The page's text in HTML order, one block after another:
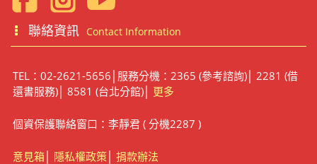
聯絡資訊 Contact Information
TEL：02-2621-5656│服務分機：2365 (參考諮詢)│ 2281 (借
還書服務)│ 8581 (台北分館)│ 更多
個資保護聯絡窗口：李靜君 ( 分機2287 )
意見箱│ 隱私權政策│ 捐款辦法